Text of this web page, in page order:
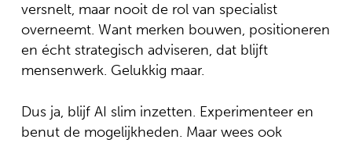
versnelt, maar nooit de rol van specialist
overneemt. Want merken bouwen, positioneren
en écht strategisch adviseren, dat blijft
mensenwerk. Gelukkig maar.
Dus ja, blijf AI slim inzetten. Experimenteer en
benut de mogelijkheden. Maar wees ook